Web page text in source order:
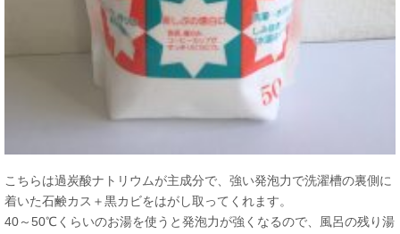
こちらは過炭酸ナトリウムが主成分で、強い発泡力で洗濯槽の裏側に
着いた石鹸カス＋黒カビをはがし取ってくれます。
40～50℃くらいのお湯を使うと発泡力が強くなるので、風呂の残り湯